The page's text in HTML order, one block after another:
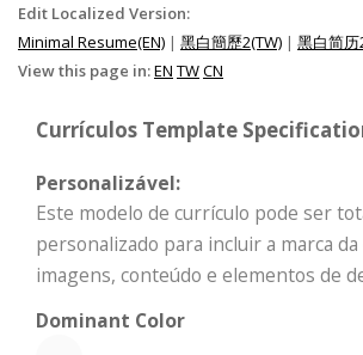
Edit Localized Version:
Minimal Resume(EN) | 黑白簡歷2(TW) | 黑白简历
View this page in:EN TWCN
Currículos Template
Personalizável:
Este modelo de currículo pode ser
personalizado para incluir a marca
imagens, conteúdo e elementos de
Dominant Color